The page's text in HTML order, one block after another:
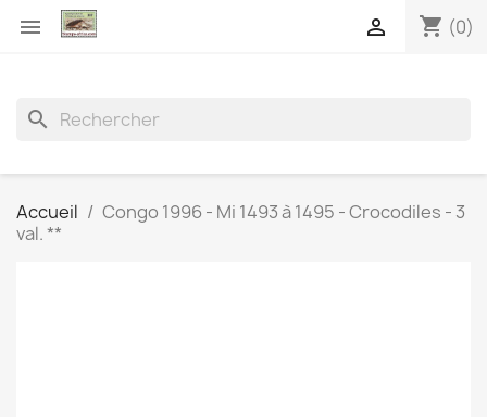
 shopping_cart (0)

search
Accueil
Congo 1996 - Mi 1493 à 1495 - Crocodiles - 3
val. **